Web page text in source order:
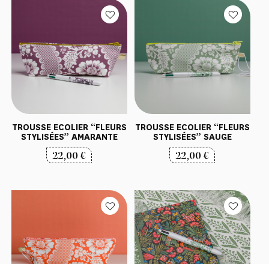
TROUSSE ECOLIER “FLEURS
STYLISÉES” AMARANTE
22,00€
TROUSSE ECOLIER “FLEURS
STYLISÉES” SAUGE
22,00€